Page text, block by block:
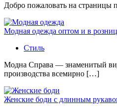
Добро пожаловать на страницы
Модная одежда оптом и в
Стиль
Модна Справа — знаменитый
производства всемирно […]
Женские боди с длинным